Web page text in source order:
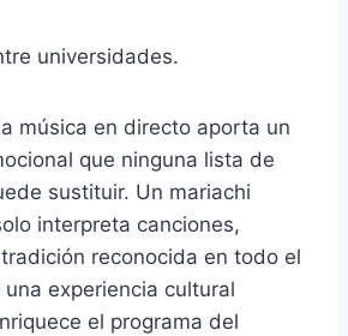
universidades.
música en directo aporta un
que ninguna lista de
sustituir. Un mariachi
interpreta canciones,
reconocida en todo el
experiencia cultural
el programa del